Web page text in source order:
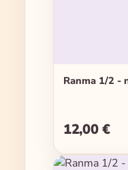
Ranma 1/2 -
Regulärer
12,00 €